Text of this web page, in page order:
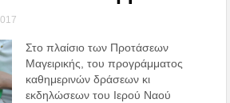
Στο πλαίσιο των Προτάσεων
Μαγειρικής, του προγράμματος
καθημερινών δράσεων κι
εκδηλώσεων του Ιερού Ναού